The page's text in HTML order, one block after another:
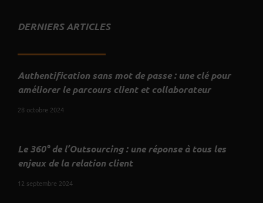
DERNIERS ARTICLES
Authentification sans mot de passe : une clé pour
améliorer le parcours client et collaborateur
28 octobre 2024
Le 360° de l’Outsourcing : une réponse à tous les
enjeux de la relation client
12 septembre 2024